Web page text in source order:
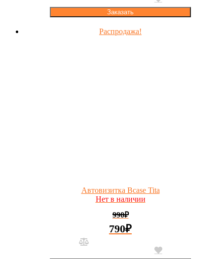
Заказать
Распродажа!
Автовизитка Bcase Tita
Нет в наличии
990₽
790₽